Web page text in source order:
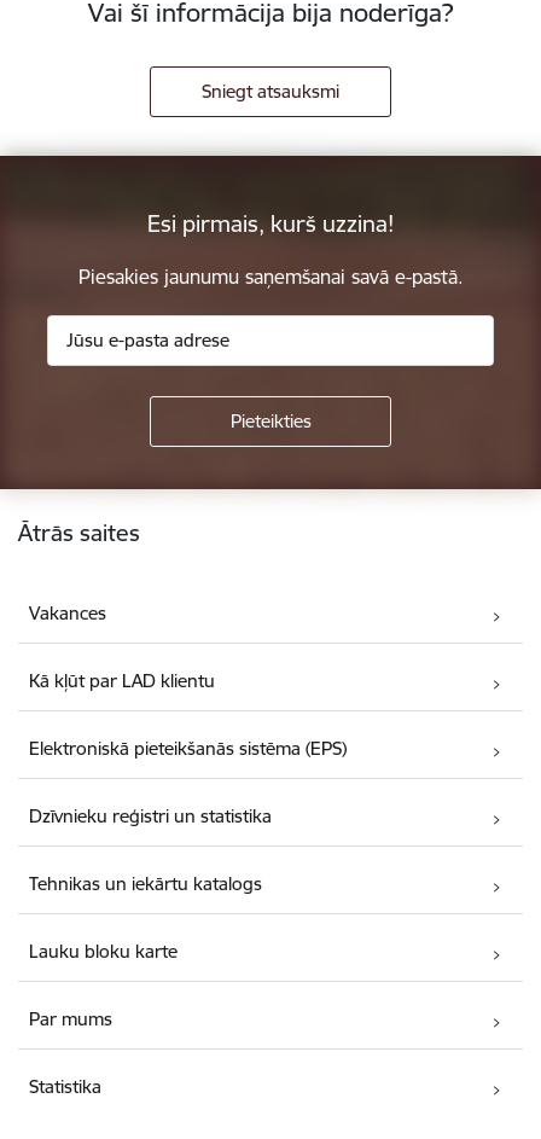
Vai šī informācija bija noderīga?
Sniegt atsauksmi
Esi pirmais, kurš uzzina!
Piesakies jaunumu saņemšanai savā e-pastā.
Kājene
Ātrās saites
Vakances
Kā kļūt par LAD klientu
Elektroniskā pieteikšanās sistēma (EPS)
Dzīvnieku reģistri un statistika
Tehnikas un iekārtu katalogs
Lauku bloku karte
Par mums
Statistika